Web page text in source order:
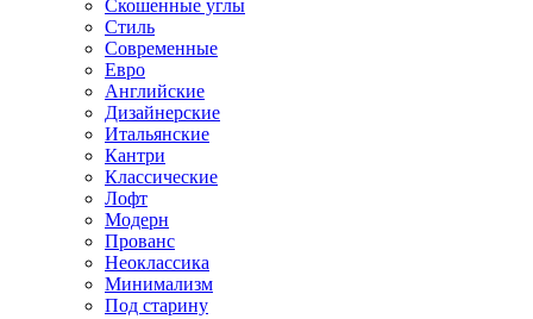
Скошенные углы
Стиль
Современные
Евро
Английские
Дизайнерские
Итальянские
Кантри
Классические
Лофт
Модерн
Прованс
Неоклассика
Минимализм
Под старину